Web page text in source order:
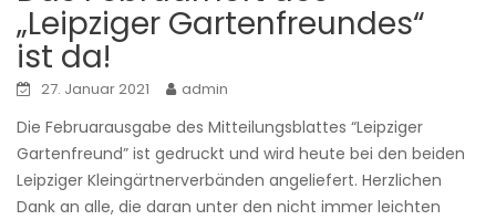
„Leipziger Gartenfreundes“
ist da!
27. Januar 2021 admin
Die Februarausgabe des Mitteilungsblattes “Leipziger
Gartenfreund” ist gedruckt und wird heute bei den beiden
Leipziger Kleingärtnerverbänden angeliefert. Herzlichen
Dank an alle, die daran unter den nicht immer leichten